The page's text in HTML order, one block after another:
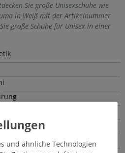
Sie große Unisexschuhe wie
in Weiß mit der Artikelnummer
große Schuhe für Unisex in einer
und ähnliche Technologien